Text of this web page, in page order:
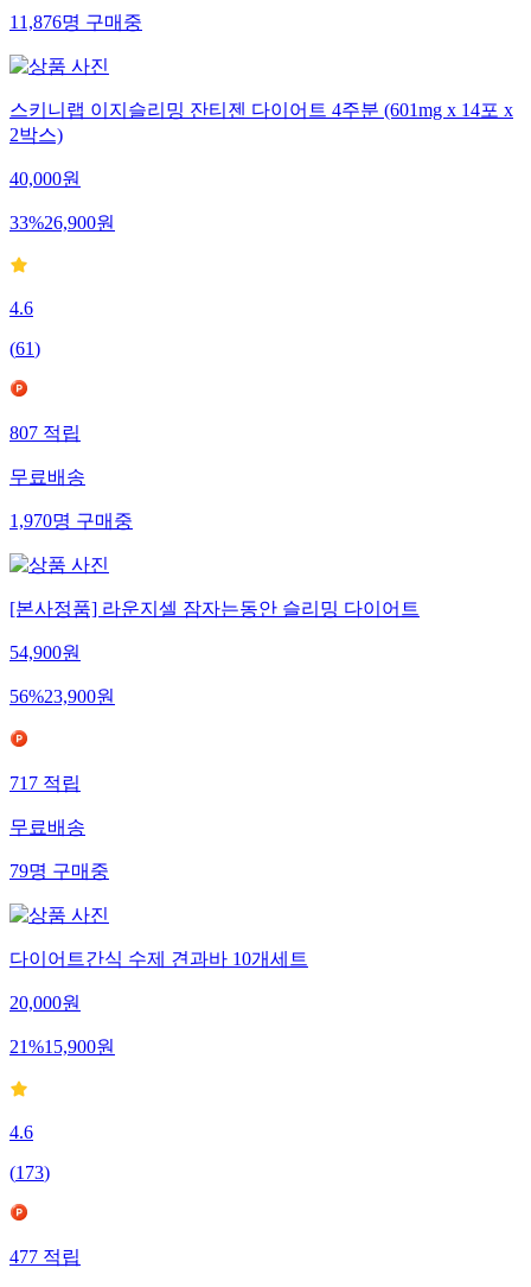
11,876명구매중
스키니랩 이지슬리밍 잔티젠 다이어트 4주분 (601mg x 14포 x
2박스)
40,000원
33%26,900원
4.6
(61)
807적립
무료배송
1,970명구매중
[본사정품] 라운지셀 잠자는동안 슬리밍 다이어트
54,900원
56%23,900원
717적립
무료배송
79명구매중
다이어트간식 수제 견과바 10개세트
20,000원
21%15,900원
4.6
(173)
477적립